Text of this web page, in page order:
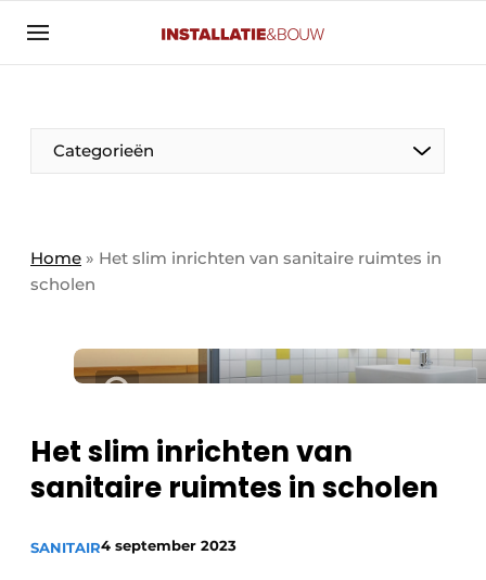
Aanmelden
Banner overzicht
BedrijvenAanmeldenBedankt voor de aanmelding
Contact
Evenement aanmelden
Meest gelezen
Podcasts
Privacy / Cookie statement
Vacatures
Categorieën
Panelgesprek
HVAC
Home » Het slim inrichten van sanitaire ruimtes in
scholen
Het slim inrichten van
sanitaire ruimtes in scholen
SANITAIR4 september 2023